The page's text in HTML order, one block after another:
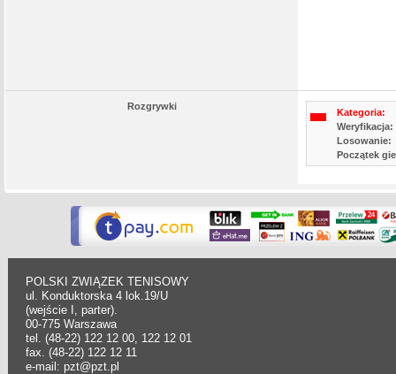
Rozgrywki
Kategoria:
Weryfikacja:
Losowanie:
Początek
POLSKI ZWIĄZEK TENISOWY
ul. Konduktorska 4 lok.19/U
(wejście I, parter).
00-775 Warszawa
tel. (48-22) 122 12 00, 122 12 01
fax. (48-22) 122 12 11
e-mail: pzt@pzt.pl